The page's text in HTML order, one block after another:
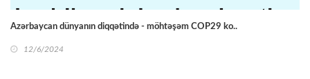
Azərbaycan dünyanın diqqətində - möhtəşəm COP29 ko..
12/6/2024